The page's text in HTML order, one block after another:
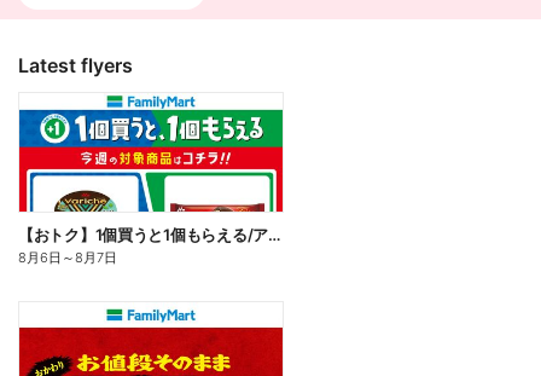
Latest flyers
【おトク】1個買うと1個もらえる/アイス
8月6日 ～8月7日